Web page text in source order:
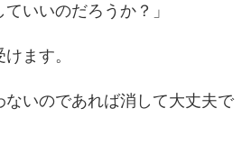
ていいのだろうか？」
ます。
いのであれば消して大丈夫で